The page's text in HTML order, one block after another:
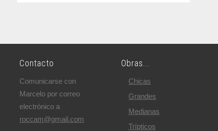
Contacto
Comunicarse con
Marcelo por correo
electrónico a
roccam@gmail.com
Obras...
Chicas
Grandes
Medianas
Trípticos